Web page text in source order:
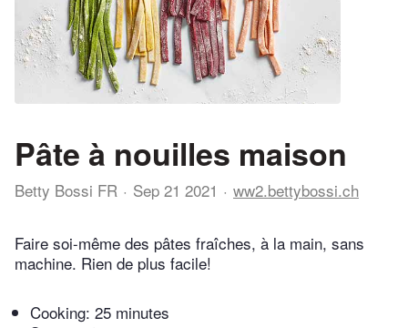
Pâte à nouilles maison
Betty Bossi FR Sep 21 2021 ww2.bettybossi.ch
Faire soi-même des pâtes fraîches, à la main, sans
machine. Rien de plus facile!
Cooking: 25 minutes